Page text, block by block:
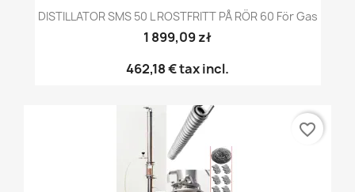
DISTILLATOR SMS 50 L ROSTFRITT PÅ RÖR 60 För Gas
1 899,09 zł
462,18 €tax incl.
favorite_border